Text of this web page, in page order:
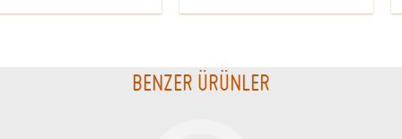
BENZER ÜRÜNLER